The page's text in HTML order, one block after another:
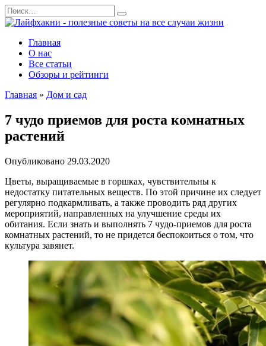
Перейти
к
содержанию
Search
for:
Главная
О нас
Все статьи
Обзоры и рейтинги
Главная » Дом и сад
7 чудо приемов для роста комнатных
растений
Опубликовано 29.03.2020
Цветы, выращиваемые в горшках, чувствительны к
недостатку питательных веществ. По этой причине их следует
регулярно подкармливать, а также проводить ряд других
мероприятий, направленных на улучшение среды их
обитания. Если знать и выполнять 7 чудо-приемов для роста
комнатных растений, то не придется беспокоиться о том, что
культура завянет.